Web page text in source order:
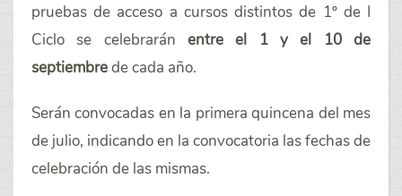
pruebas de acceso a cursos distintos de 1º de I
Ciclo se celebrarán entre el 1 y el 10 de
septiembrede cada año.
Serán convocadas en la primera quincena del mes
de julio, indicando en la convocatoria las fechas de
celebración de las mismas.